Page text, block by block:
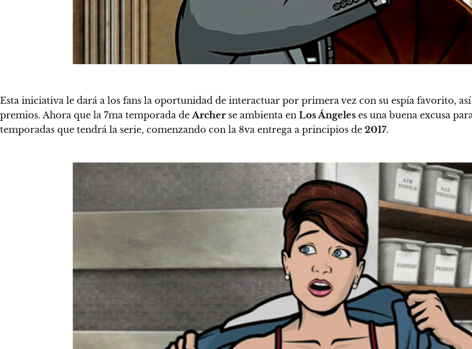
Esta iniciativa le dará a los fans la oportunidad de interactuar por primera vez con su espía favorito,
premios. Ahora que la 7ma temporada deArcher se ambienta en Los Ángeles es una buena excusa
temporadas que tendrá la serie, comenzando con la 8va entrega a principios de 2017.